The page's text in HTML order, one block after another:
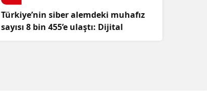
Türkiye’nin siber alemdeki muhafız
sayısı 8 bin 455’e ulaştı: Dijital